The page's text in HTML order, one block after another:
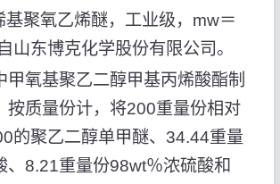
基聚氧乙烯醚，工业级，mw＝
山东博克化学股份有限公司。
甲氧基聚乙二醇甲基丙烯酸酯制
按质量份计，将200重量份相对
的聚乙二醇单甲醚、34.44重量
、8.21重量份98wt％浓硫酸和